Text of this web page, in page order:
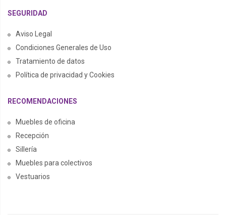
SEGURIDAD
Aviso Legal
Condiciones Generales de Uso
Tratamiento de datos
Política de privacidad y Cookies
RECOMENDACIONES
Muebles de oficina
Recepción
Sillería
Muebles para colectivos
Vestuarios